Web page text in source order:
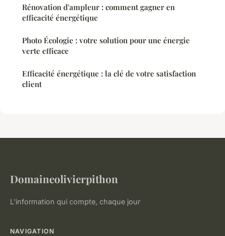
Rénovation d'ampleur : comment gagner en
efficacité énergétique
Photo Écologie : votre solution pour une énergie
verte efficace
Efficacité énergétique : la clé de votre satisfaction
client
Domaineolivierpithon
L'information qui compte, chaque jour
NAVIGATION